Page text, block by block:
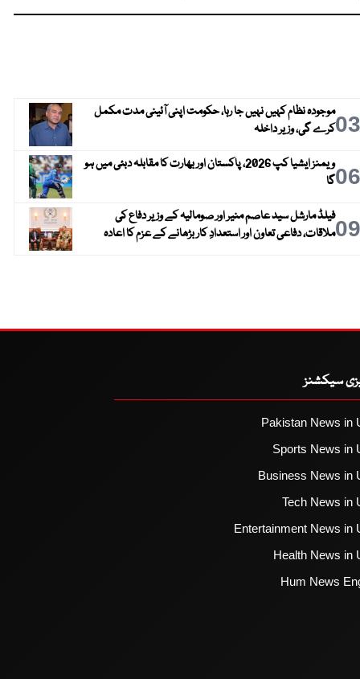
03موجودہ نظام کہیں نہیں جا رہا، حکومت اپنی آئینی مدت مکمل
کرے گی، وزیر داخلہ
06
ویمنز ایشیا کپ 2026، پاکستان اور بھارت کا مقابلہ دبئی میں ہو
گا
09فیلڈ مارشل سید عاصم منیر اور صومالیہ کے وزیر دفاع کی
ملاقات، دفاعی تعاون اور استعدادِ کار بڑھانے کے عزم کا اعادہ
سیکشنز
Pakistan News in
Sports News in
Business News in
Tech News in
Entertainment News in
Health News in
Hum News